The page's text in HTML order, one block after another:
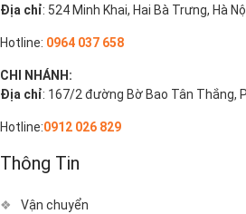
Địa chỉ: 524 Minh Khai, Hai Bà Trưng, Hà
Hotline: 0964 037 658
CHI NHÁNH:
Địa chỉ: 167/2 đường Bờ Bao Tân Thắng,
Hotline:0912 026 829
Thông Tin
Vận chuyển